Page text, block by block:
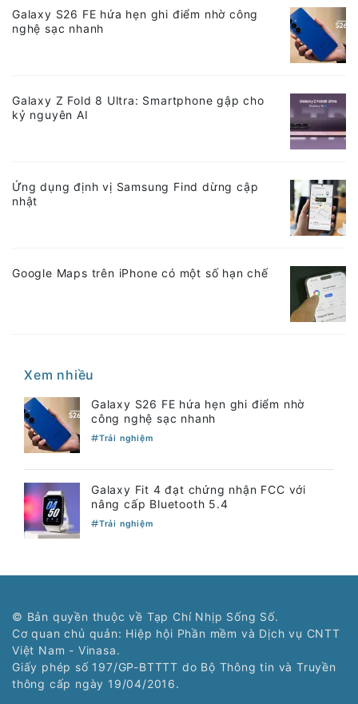
Galaxy S26 FE hứa hẹn ghi điểm nhờ công
nghệ sạc nhanh
Galaxy Z Fold 8 Ultra: Smartphone gập cho
kỷ nguyên AI
Ứng dụng định vị Samsung Find dừng cập
nhật
Google Maps trên iPhone có một số hạn chế
Xem nhiều
Galaxy S26 FE hứa hẹn ghi điểm nhờ
công nghệ sạc nhanh
Trải nghiệm
Galaxy Fit 4 đạt chứng nhận FCC với
nâng cấp Bluetooth 5.4
Trải nghiệm
© Bản quyền thuộc về Tạp Chí Nhịp Sống Số.
Cơ quan chủ quản: Hiệp hội Phần mềm và Dịch vụ CNTT
Việt Nam - Vinasa.
Giấy phép số 197/GP-BTTTT do Bộ Thông tin và Truyền
thông cấp ngày 19/04/2016.